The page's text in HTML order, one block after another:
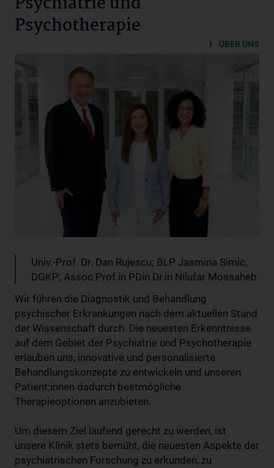
Psychotherapie
ÜBER UNS
Univ.-Prof. Dr. Dan Rujescu; BLP Jasmina Simic,
DGKP; Assoc.Prof.in PDin Dr.in Nilufar Mossaheb
Wir führen die Diagnostik und Behandlung
psychischer Erkrankungen nach dem aktuellen Stand
der Wissenschaft durch. Die neuesten Erkenntnisse
auf dem Gebiet der Psychiatrie und Psychotherapie
erlauben uns, innovative und personalisierte
Behandlungskonzepte zu entwickeln und unseren
Patient:innen dadurch bestmögliche
Therapieoptionen anzubieten.
Um diesem Ziel laufend gerecht zu werden, ist
unsere Klinik stets bemüht, die neuesten Aspekte der
psychiatrischen Forschung zu erkunden, zu